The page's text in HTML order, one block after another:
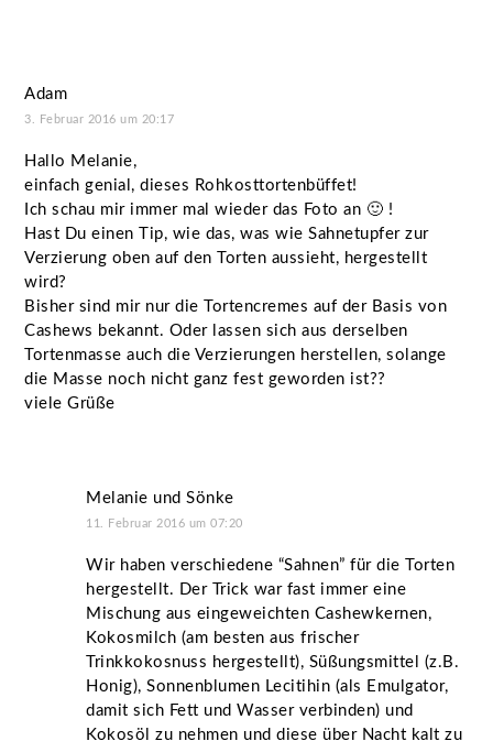
Adam
3. Februar 2016 um 20:17
Hallo Melanie,
einfach genial, dieses Rohkosttortenbüffet!
Ich schau mir immer mal wieder das Foto an 🙂 !
Hast Du einen Tip, wie das, was wie Sahnetupfer zur
Verzierung oben auf den Torten aussieht, hergestellt
wird?
Bisher sind mir nur die Tortencremes auf der Basis von
Cashews bekannt. Oder lassen sich aus derselben
Tortenmasse auch die Verzierungen herstellen, solange
die Masse noch nicht ganz fest geworden ist??
viele Grüße
Melanie und Sönke
11. Februar 2016 um 07:20
Wir haben verschiedene “Sahnen” für die Torten
hergestellt. Der Trick war fast immer eine
Mischung aus eingeweichten Cashewkernen,
Kokosmilch (am besten aus frischer
Trinkkokosnuss hergestellt), Süßungsmittel (z.B.
Honig), Sonnenblumen Lecitihin (als Emulgator,
damit sich Fett und Wasser verbinden) und
Kokosöl zu nehmen und diese über Nacht kalt zu